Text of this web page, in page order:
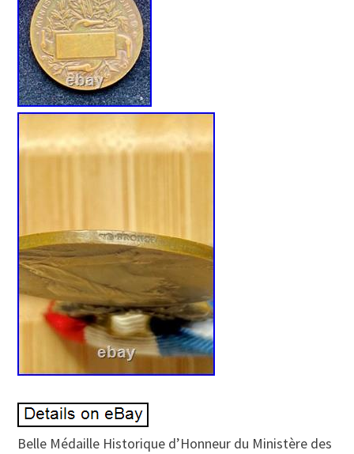
Belle Médaille Historique d’Honneur du Ministère des